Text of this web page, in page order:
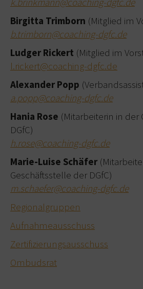
Birgitta Trimborn (Mitglied im
b.trimborn@coaching-dgfc.de
Ludger Rickert (Mitglied im
l.rickert@coaching-dgfc.de
Alexander Popp
a.popp@coaching-dgfc.de
Hania Rose (Mitarbeiterin in der
DGfC)
h.rose@coaching-dgfc.de
Marie-Luise Schäfer
Geschäftsstelle der DGfC)
m.schaefer@coaching-dgfc.de
Regionalgruppen
Aufnahmeausschuss
Zertifizierungsausschuss
Ombudsrat